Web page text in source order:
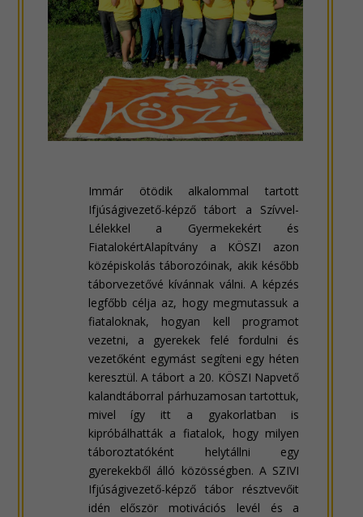
Immár ötödik alkalommal tartott
Ifjúságivezető-képző tábort a Szívvel-
Lélekkel a Gyermekekért és
FiatalokértAlapítvány a KÖSZI azon
középiskolás táborozóinak, akik később
táborvezetővé kívánnak válni. A képzés
legfőbb célja az, hogy megmutassuk a
fiataloknak, hogyan kell programot
vezetni, a gyerekek felé fordulni és
vezetőként egymást segíteni egy héten
keresztül. A tábort a 20. KÖSZI Napvető
kalandtáborral párhuzamosan tartottuk,
mivel így itt a gyakorlatban is
kipróbálhatták a fiatalok, hogy milyen
táboroztatóként helytállni egy
gyerekekből álló közösségben. A SZIVI
Ifjúságivezető-képző tábor résztvevőit
idén először motivációs levél és a